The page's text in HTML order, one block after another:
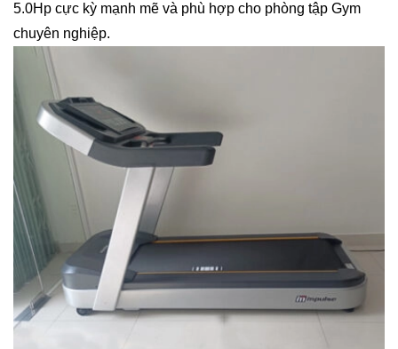
5.0Hp cực kỳ mạnh mẽ và phù hợp cho phòng tập Gym
chuyên nghiệp.